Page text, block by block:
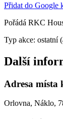
Přidat do Google
Pořádá RKC
Typ akce: ostatní
Další
Adresa místa
Orlovna, Náklo,